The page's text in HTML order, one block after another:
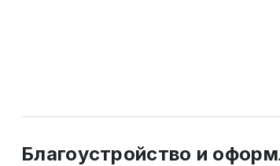
Благоустройство и